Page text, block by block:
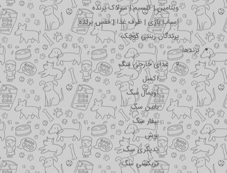
ویتامین | کلسیم | سرلاک پرنده
اسباب بازی | ظرف غذا | قفس پرنده
پرندگان زینتی کوچک
برندها
غذای خارجی سگ
اکسل
اویمال سگ
بابین سگ
بیفار سگ
بوش
پدیگری سگ
تریکسی سگ